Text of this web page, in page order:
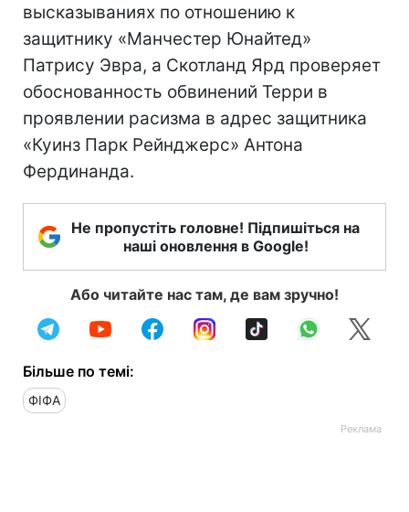
высказываниях по отношению к
защитнику «Манчестер Юнайтед»
Патрису Эвра, а Скотланд Ярд проверяет
обоснованность обвинений Терри в
проявлении расизма в адрес защитника
«Куинз Парк Рейнджерс» Антона
Фердинанда.
Не пропустіть головне! Підпишіться на
наші оновлення в Google!
Або читайте нас там, де вам зручно!
Більше по темі:
ФІФА